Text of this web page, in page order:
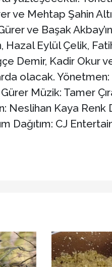
ve Mehtap Şahin
ve Başak
Hazal Eylül Çelik,
Demir, Kadir Okur
olacak.
Gürer Müzik: Tamer
Neslihan Kaya
Dağıtım: CJ